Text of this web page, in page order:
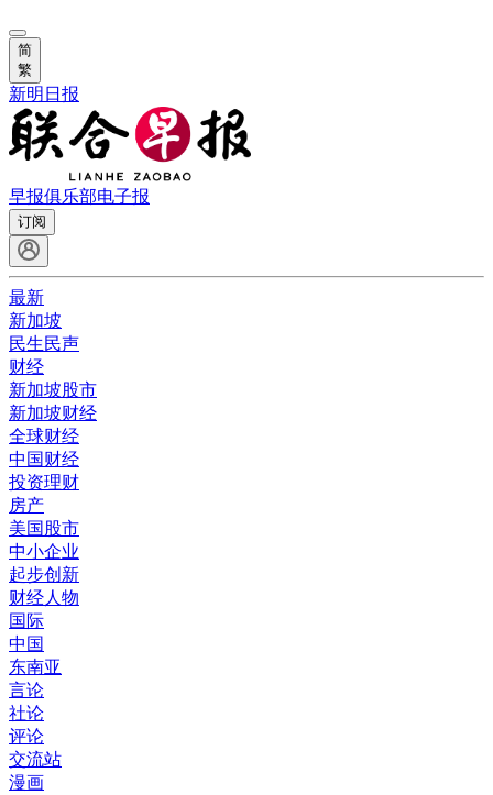
简
繁
新明日报
早报俱乐部电子报
订阅
最新
新加坡
民生民声
财经
新加坡股市
新加坡财经
全球财经
中国财经
投资理财
房产
美国股市
中小企业
起步创新
财经人物
国际
中国
东南亚
言论
社论
评论
交流站
漫画